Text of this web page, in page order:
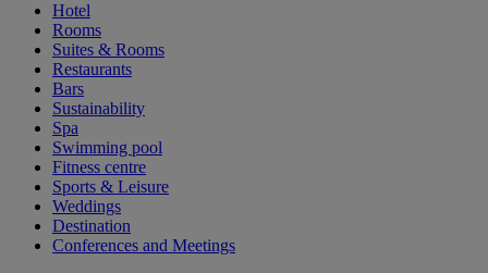
Hotel
Rooms
Suites & Rooms
Restaurants
Bars
Sustainability
Spa
Swimming pool
Fitness centre
Sports & Leisure
Weddings
Destination
Conferences and Meetings